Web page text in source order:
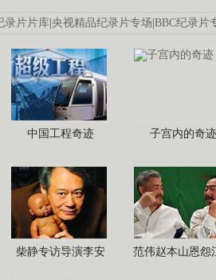
录片片库 央视精品纪录片专场 BBC纪录片
中国工程奇迹 子宫内的奇迹
柴静专访导演李安 范伟赵本山恩怨